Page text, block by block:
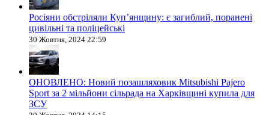
Росіяни обстріляли Купʼянщину: є загиблий, поранені
цивільні та поліцейські
30 Жовтня, 2024 22:59
ОНОВЛЕНО: Новий позашляховик Mitsubishi Pajero
Sport за 2 мільйони сільрада на Харківщині купила для
ЗСУ